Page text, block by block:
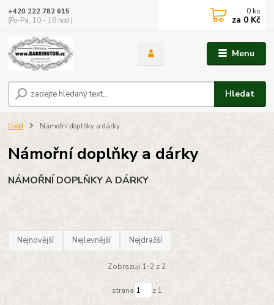
Menu
Hledat
+420 222 782 615
(Po-Pá, 10 - 18 hod.)
0 ks
za 0 Kč
Úvod Námořní doplňky a dárky
Námořní doplňky a dárky
NÁMOŘNÍ DOPLŇKY A DÁRKY
Nejnovější Nejlevnější Nejdražší
Zobrazuji 1-2 z 2
strana z 1